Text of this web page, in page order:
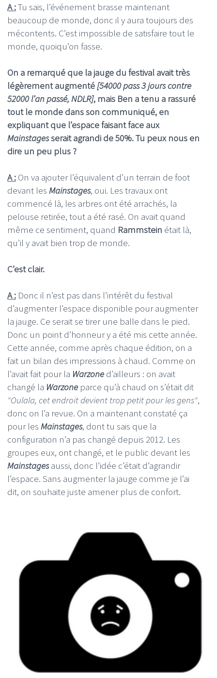
A :Tu sais, l’événement brasse maintenant
beaucoup de monde, donc il y aura toujours des
mécontents. C’est impossible de satisfaire tout le
monde, quoiqu’on fasse.
On a remarqué que la jauge du festival avait très
légèrement augmenté[54000 pass 3 jours contre
52000 l’an passé, NDLR], mais Ben a tenu a rassuré
tout le monde dans son communiqué, en
expliquant que l’espace faisant face aux
Mainstagesserait agrandi de 50%. Tu peux nous en
dire un peu plus ?
A : On va ajouter l’équivalent d’un terrain de foot
devant les Mainstages, oui. Les travaux ont
commencé là, les arbres ont été arrachés, la
pelouse retirée, tout a été rasé. On avait quand
même ce sentiment, quand Rammstein était là,
qu’il y avait bien trop de monde.
C’est clair.
A : Donc il n’est pas dans l’intérêt du festival
d’augmenter l’espace disponible pour augmenter
la jauge. Ce serait se tirer une balle dans le pied.
Donc un point d’honneur y a été mis cette année.
Cette année, comme après chaque édition, on a
fait un bilan des impressions à chaud. Comme on
l’avait fait pour la Warzone d’ailleurs : on avait
changé la Warzone parce qu’à chaud on s’était dit
"Oulala, cet endroit devient trop petit pour les gens",
donc on l’a revue. On a maintenant constaté ça
pour les Mainstages, dont tu sais que la
configuration n’a pas changé depuis 2012. Les
groupes eux, ont changé, et le public devant les
Mainstagesaussi, donc l’idée c’était d’agrandir
l’espace. Sans augmenter la jauge comme je l’ai
dit, on souhaite juste amener plus de confort.